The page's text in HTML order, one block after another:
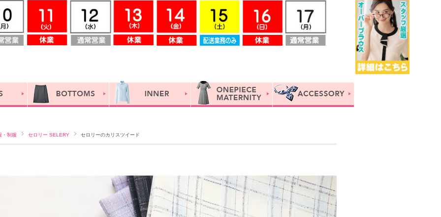
・制服 セロリー SELERY セロリーのカリスツイード